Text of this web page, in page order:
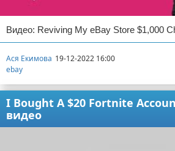
Видео: Reviving My eBay Store $1,000
Ася Екимова 19-12-2022 16:00
ebay
I Bought A $20 Fortnite
видео